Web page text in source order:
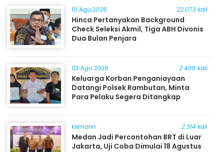
01 Agu 2026 22.073 kali
Hinca Pertanyakan Background
Check Seleksi Akmil, Tiga ABH Divonis
Dua Bulan Penjara
03 Agu 2026 2.468 kali
Keluarga Korban Penganiayaan
Datangi Polsek Rambutan, Minta
Para Pelaku Segera Ditangkap
kemarin 2.314 kali
Medan Jadi Percontohan BRT di Luar
Jakarta, Uji Coba Dimulai 18 Agustus